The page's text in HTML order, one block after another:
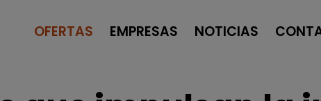
OFERTAS EMPRESAS NOTICIAS